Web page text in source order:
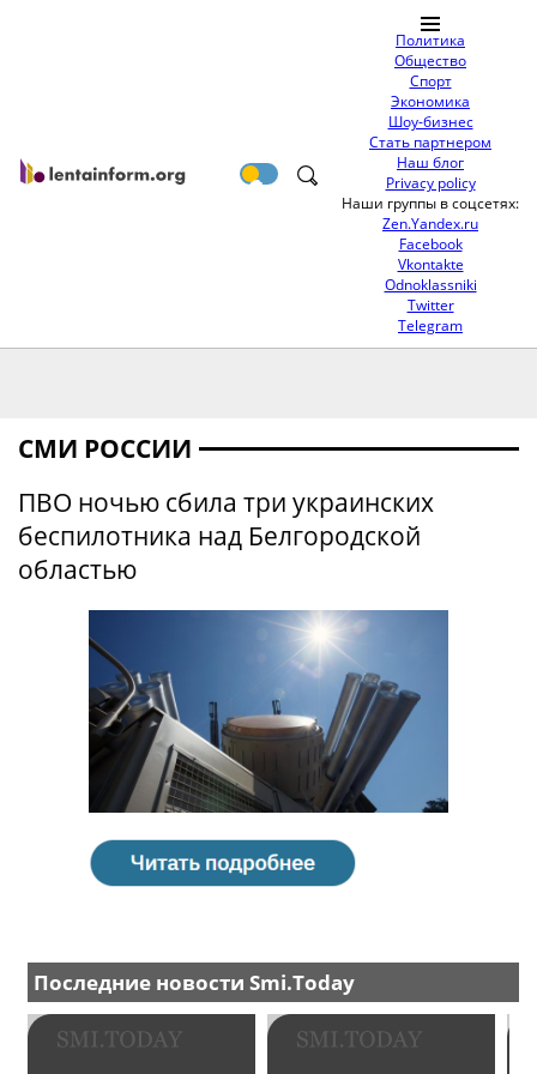
Политика
Общество
Спорт
Экономика
Шоу-бизнес
Стать партнером
Наш блог
Privacy policy
Наши группы в соцсетях:
Zen.Yandex.ru
Facebook
Vkontakte
Odnoklassniki
Twitter
Telegram
СМИ РОССИИ
ПВО ночью сбила три украинских
беспилотника над Белгородской
областью